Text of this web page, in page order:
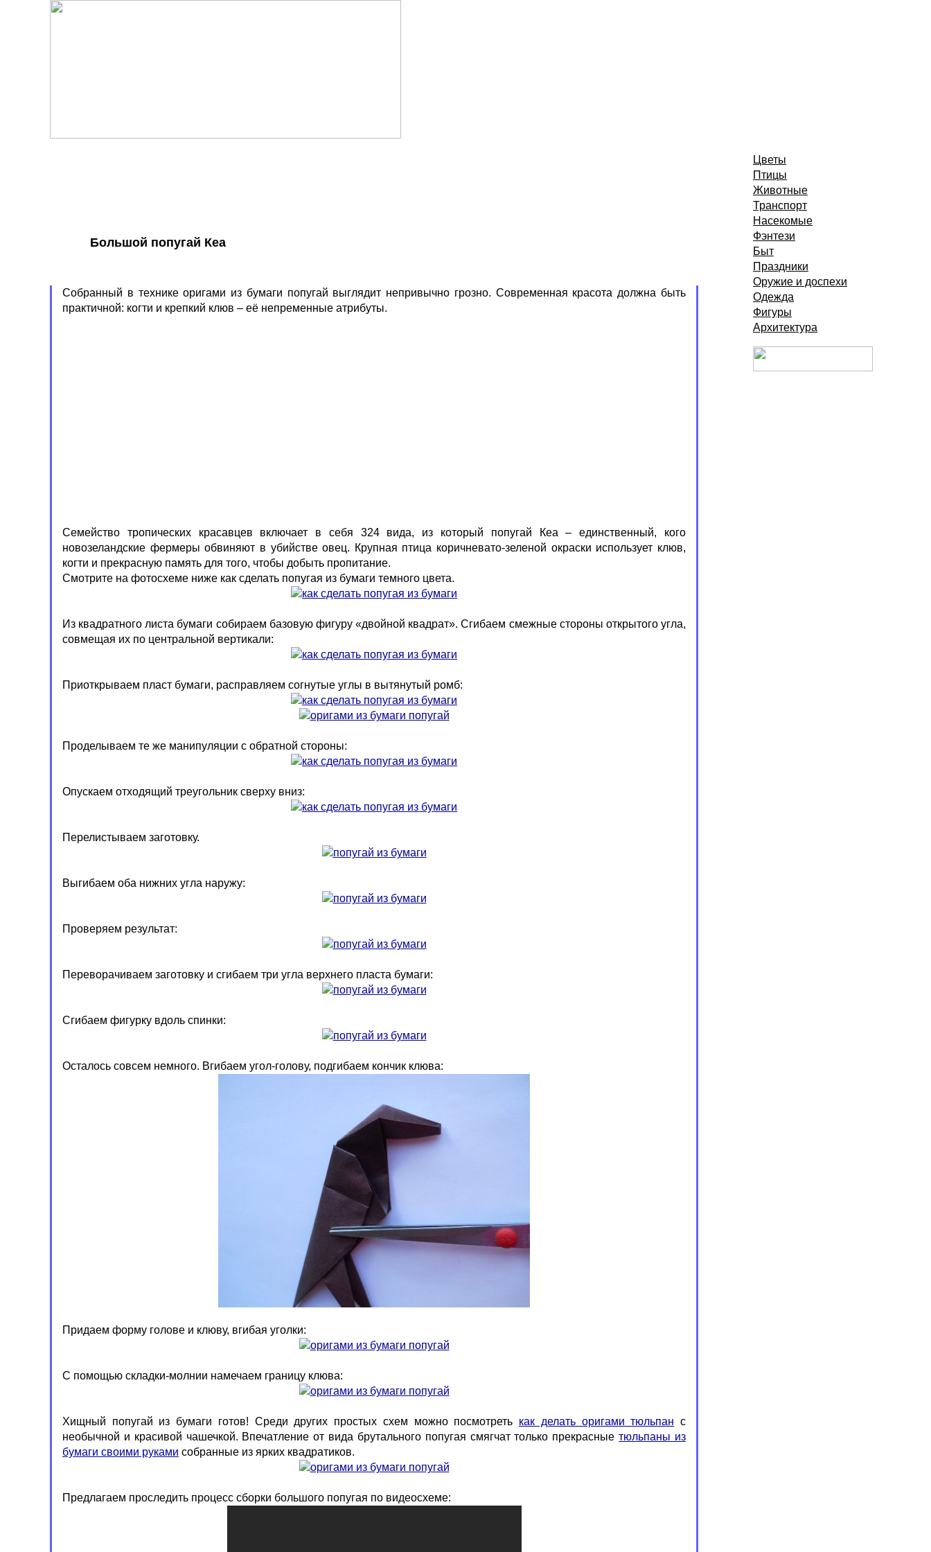
Цветы
Птицы
Животные
Транспорт
Насекомые
Фэнтези
Быт
Праздники
Оружие и доспехи
Одежда
Фигуры
Архитектура
Большой попугай Кеа
Собранный в технике оригами из бумаги попугай выглядит непривычно грозно. Современная красота должна быть
практичной: когти и крепкий клюв – её непременные атрибуты.
Семейство тропических красавцев включает в себя 324 вида, из который попугай Кеа – единственный, кого
новозеландские фермеры обвиняют в убийстве овец. Крупная птица коричневато-зеленой окраски использует клюв,
когти и прекрасную память для того, чтобы добыть пропитание.
Смотрите на фотосхеме ниже как сделать попугая из бумаги темного цвета.
Из квадратного листа бумаги собираем базовую фигуру «двойной квадрат». Сгибаем смежные стороны открытого угла,
совмещая их по центральной вертикали:
Приоткрываем пласт бумаги, расправляем согнутые углы в вытянутый ромб:
Проделываем те же манипуляции с обратной стороны:
Опускаем отходящий треугольник сверху вниз:
Перелистываем заготовку.
Выгибаем оба нижних угла наружу:
Проверяем результат:
Переворачиваем заготовку и сгибаем три угла верхнего пласта бумаги:
Сгибаем фигурку вдоль спинки:
Осталось совсем немного. Вгибаем угол-голову, подгибаем кончик клюва:
Придаем форму голове и клюву, вгибая уголки:
С помощью складки-молнии намечаем границу клюва:
Хищный попугай из бумаги готов! Среди других простых схем можно посмотреть как делать оригами тюльпан с
необычной и красивой чашечкой. Впечатление от вида брутального попугая смягчат только прекрасныетюльпаны из
бумаги своими руками собранные из ярких квадратиков.
Предлагаем проследить процесс сборки большого попугая по видеосхеме: